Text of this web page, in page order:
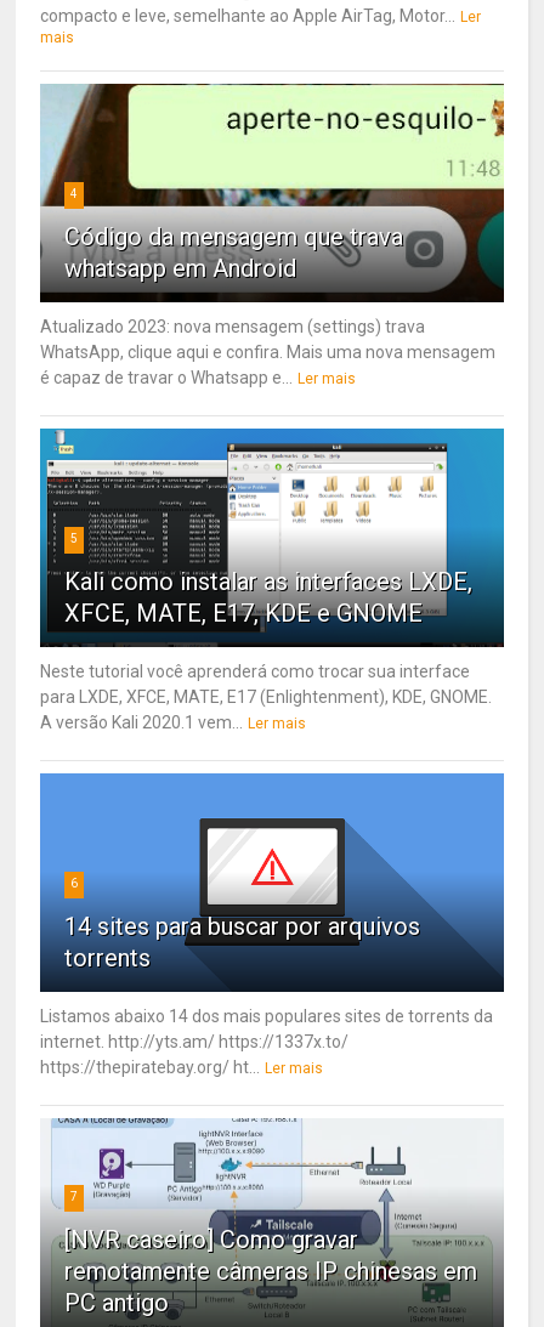
compacto e leve, semelhante ao Apple AirTag, Motor...
Ler
mais
4
Código da mensagem que trava
whatsapp em Android
Atualizado 2023: nova mensagem (settings) trava
WhatsApp, clique aqui e confira. Mais uma nova mensagem
é capaz de travar o Whatsapp e...
Ler mais
5
Kali como instalar as interfaces LXDE,
XFCE, MATE, E17, KDE e GNOME
Neste tutorial você aprenderá como trocar sua interface
para LXDE, XFCE, MATE, E17 (Enlightenment), KDE, GNOME.
A versão Kali 2020.1 vem...
Ler mais
6
14 sites para buscar por arquivos
torrents
Listamos abaixo 14 dos mais populares sites de torrents da
internet. http://yts.am/ https://1337x.to/
https://thepiratebay.org/ ht...
Ler mais
7
[NVR caseiro] Como gravar
remotamente câmeras IP chinesas em
PC antigo